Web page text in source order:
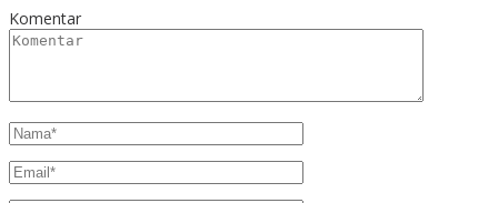
Komentar